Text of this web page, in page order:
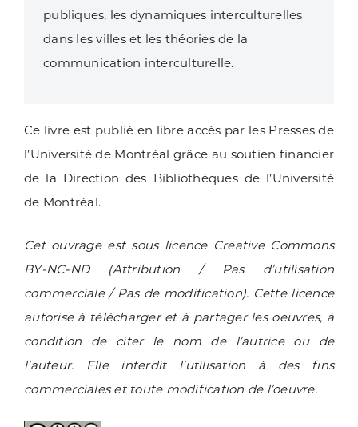
publiques, les dynamiques interculturelles
dans les villes et les théories de la
communication interculturelle.
Ce livre est publié en libre accès par les Presses de
l’Université de Montréal grâce au soutien financier
de la Direction des Bibliothèques de l’Université
de Montréal.
Cet ouvrage est sous licence Creative Commons
BY-NC-ND (Attribution / Pas d’utilisation
commerciale / Pas de modification). Cette licence
autorise à télécharger et à partager les oeuvres, à
condition de citer le nom de l’autrice ou de
l’auteur. Elle interdit l’utilisation à des fins
commerciales et toute modification de l’oeuvre.